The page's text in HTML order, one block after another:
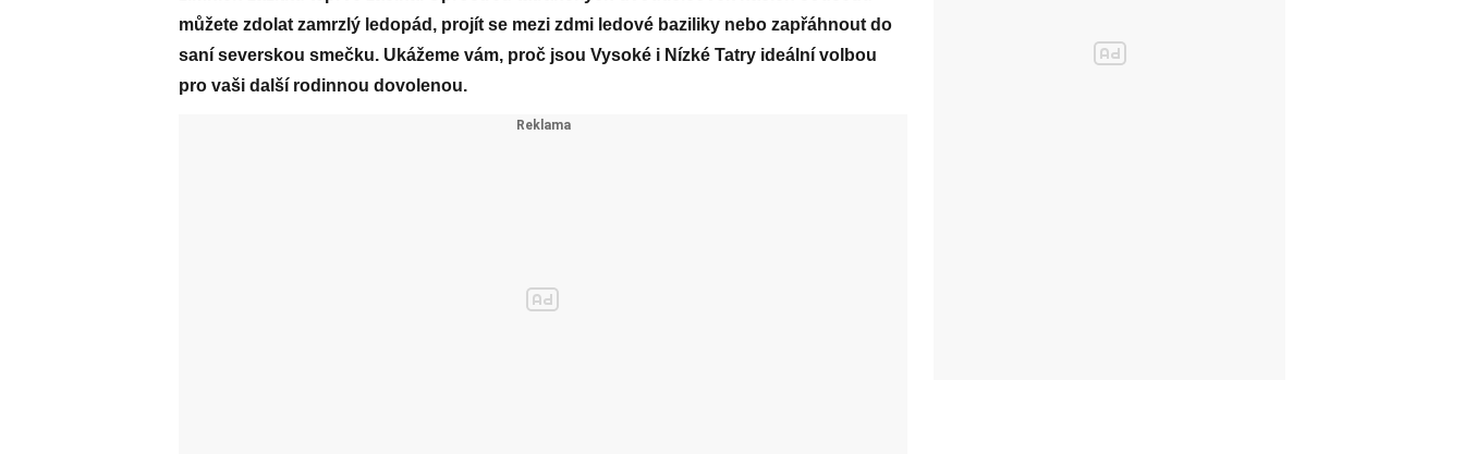
můžete zdolat zamrzlý ledopád, projít se mezi zdmi ledové baziliky nebo zapřáhnout do
saní severskou smečku. Ukážeme vám, proč jsou Vysoké i Nízké Tatry ideální volbou
pro vaši další rodinnou dovolenou.